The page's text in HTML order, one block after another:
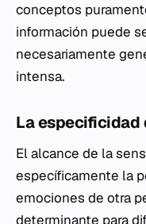
conceptos
información puede
necesariamente
intensa.
La especificidad
El alcance de la
específicamente la
emociones de otra
determinante para